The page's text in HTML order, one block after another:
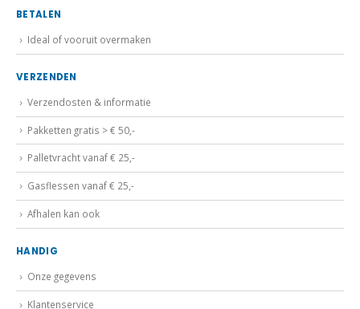
BETALEN
Ideal of vooruit overmaken
VERZENDEN
Verzendosten & informatie
Pakketten gratis > € 50,-
Palletvracht vanaf € 25,-
Gasflessen vanaf € 25,-
Afhalen kan ook
HANDIG
Klantenservice